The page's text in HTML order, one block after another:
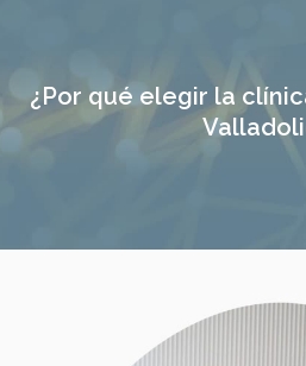
¿Por qué elegir la